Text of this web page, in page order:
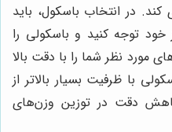
کند. در انتخاب باسکول، باید
خود توجه کنید و باسکولی را
مورد نظر شما را با دقت بالا
با ظرفیت بسیار بالاتر از
دقت در توزین وزن‌های